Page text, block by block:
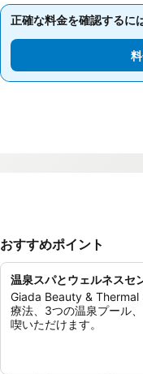
正確な料金を確認するに
正確な料金を確認するに
おすすめポイント
温泉スパとウェルネスセ
Giada Beauty & Thermal
療法、3つの温泉プール
喫いただけます。